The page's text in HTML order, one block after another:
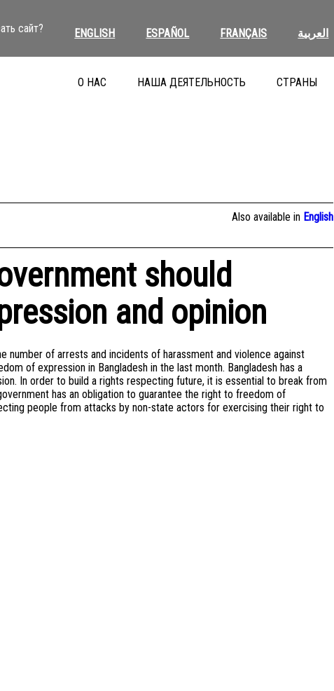
сайт? ENGLISH ESPAÑOL FRANÇAIS العربية
О НАС НАША ДЕЯТЕЛЬНОСТЬ СТРАНЫ
Also available in English
should
and opinion
number of arrests and incidents of harassment and violence against
of expression in Bangladesh in the last month. Bangladesh has a
In order to build a rights respecting future, it is essential to break from
has an obligation to guarantee the right to freedom of
people from attacks by non-state actors for exercising their right to